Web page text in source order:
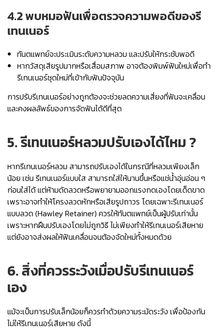
4.2 พบหมอฟันเพื่อตรวจความพอดีของรี
เทนเนอร์
ทันตแพทย์จะประเมินระดับความหลวม และปรับให้กระชับพอดี
หากวัสดุเสียรูปมากหรือเสื่อมสภาพ อาจต้องพิมพ์ฟันใหม่เพื่อทำ
รีเทนเนอร์ชุดใหม่ที่เข้ากับฟันปัจจุบัน
การปรับรีเทนเนอร์อย่างถูกต้องจะช่วยลดความเสี่ยงที่ฟันจะเคลื่อน
และคงผลลัพธ์ของการจัดฟันได้ดีที่สุด
5.รีเทนเนอร์หลวมปรับเองได้ไหม ?
หากรีเทนเนอร์หลวม สามารถปรับเองได้ในกรณีที่หลวมเพียงเล็ก
น้อย เช่น รีเทนเนอร์แบบใส สามารถใส่ให้นานขึ้นหรือแช่น้ำอุ่นอ่อน ๆ
ก่อนใส่ได้ แต่ห้ามดัดลวดหรือพยายามออกแรงกดเองโดยเด็ดขาด
เพราะอาจทำให้โครงลวดหักหรือเสียรูปถาวร โดยเฉพาะรีเทนเนอร์
แบบลวด (Hawley Retainer) ควรให้ทันตแพทย์เป็นผู้ปรับเท่านั้น
เพราะหากฝืนปรับเองโดยไม่ถูกวิธี ไม่เพียงทำให้รีเทนเนอร์เสียหาย
แต่ยังอาจส่งผลให้ฟันเคลื่อนจนต้องจัดใหม่ทั้งหมดด้วย
6. สิ่งที่ควรระวังเมื่อปรับรีเทนเนอร์
เอง
แม้จะเป็นการปรับเล็กน้อยก็ควรทำด้วยความระมัดระวัง เพื่อป้องกัน
ไม่ให้รีเทนเนอร์เสียหาย ดังนี้